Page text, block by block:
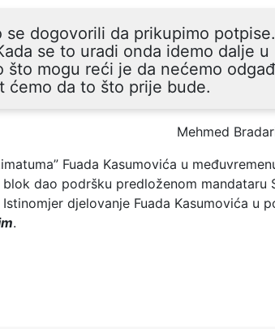
se dogovorili da prikupimo
se to uradi onda idemo dalje u
što mogu reći je da nećemo
ćemo da to što prije bude.
Mehmed
Fuada Kasumovića u
dao podršku predloženom mandataru
djelovanje Fuada Kasumovića u
.